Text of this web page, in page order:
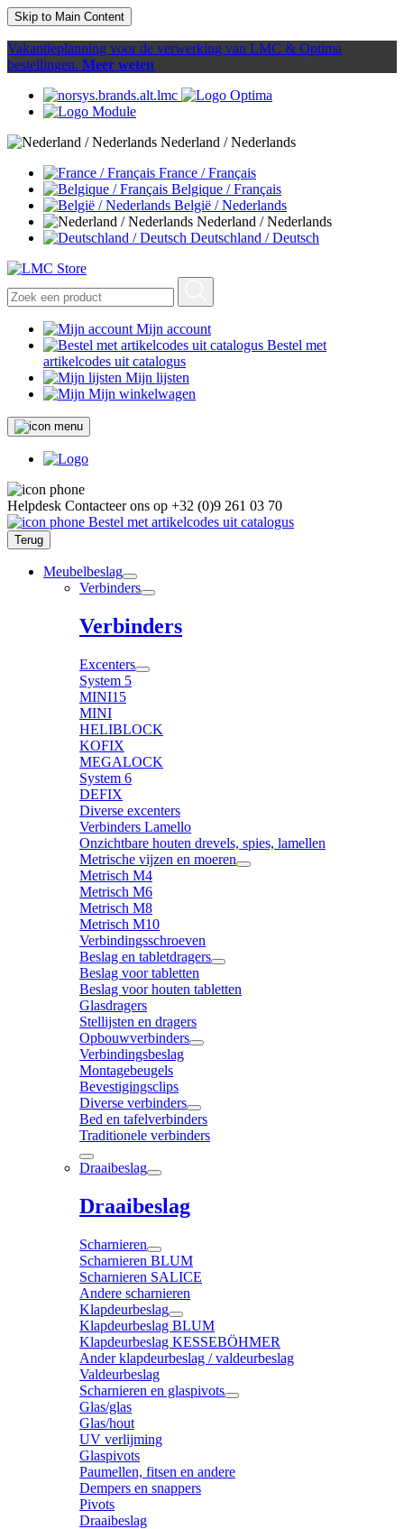
Skip to Main Content
Vakantieplanning voor de verwerking van LMC & Optima
bestellingen. Meer weten
Nederland / Nederlands
France / Français
Belgique / Français
België / Nederlands
Nederland / Nederlands
Deutschland / Deutsch
Mijn account
Bestel met
artikelcodes uit catalogus
Mijn lijsten
Mijn winkelwagen
Helpdesk Contacteer ons op +32 (0)9 261 03 70
Bestel met artikelcodes uit catalogus
Terug
Meubelbeslag
Verbinders
Verbinders
Excenters
System 5
MINI15
MINI
HELIBLOCK
KOFIX
MEGALOCK
System 6
DEFIX
Diverse excenters
Verbinders Lamello
Onzichtbare houten drevels, spies, lamellen
Metrische vijzen en moeren
Metrisch M4
Metrisch M6
Metrisch M8
Metrisch M10
Verbindingsschroeven
Beslag en tabletdragers
Beslag voor tabletten
Beslag voor houten tabletten
Glasdragers
Stellijsten en dragers
Opbouwverbinders
Verbindingsbeslag
Montagebeugels
Bevestigingsclips
Diverse verbinders
Bed en tafelverbinders
Traditionele verbinders
Draaibeslag
Draaibeslag
Scharnieren
Scharnieren BLUM
Scharnieren SALICE
Andere scharnieren
Klapdeurbeslag
Klapdeurbeslag BLUM
Klapdeurbeslag KESSEBÖHMER
Ander klapdeurbeslag / valdeurbeslag
Valdeurbeslag
Scharnieren en glaspivots
Glas/glas
Glas/hout
UV verlijming
Glaspivots
Paumellen, fitsen en andere
Dempers en snappers
Pivots
Draaibeslag